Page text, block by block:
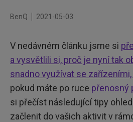
BenQ 2021-05-03
V nedávném článku jsme si
a vysvětlili si, proč je nyní tak
snadno využívat se
pokud máte po ruce přenosný
si přečíst následující tipy
začlenit do vašich aktivit v